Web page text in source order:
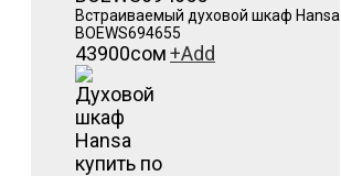
Встраиваемый духовой шкаф Hansa
BOEWS694655
43900сом+Add